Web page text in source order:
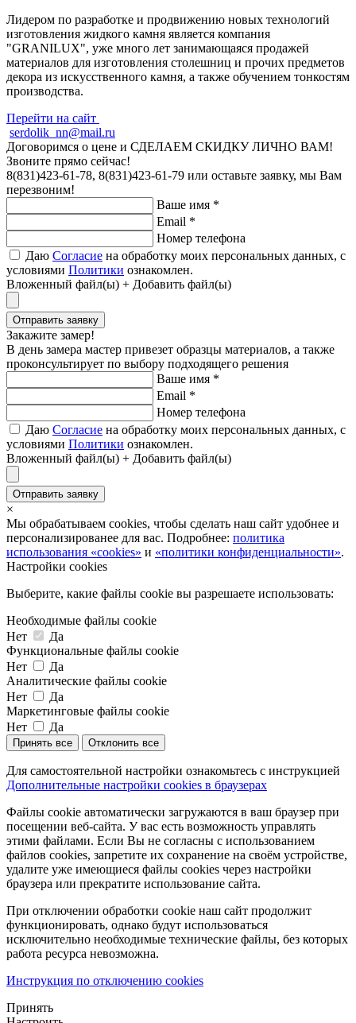
Лидером по разработке и продвижению новых технологий
изготовления жидкого камня является компания
"GRANILUX", уже много лет занимающаяся продажей
материалов для изготовления столешниц и прочих предметов
декора из искусственного камня, а также обучением тонкостям
производства.
Перейти на сайт
serdolik_nn@mail.ru
Договоримся о цене и СДЕЛАЕМ СКИДКУ ЛИЧНО ВАМ!
Звоните прямо сейчас!
8(831)423-61-78, 8(831)423-61-79 или оставьте заявку, мы Вам
перезвоним!
Ваше имя *
Email *
Номер телефона
Даю Согласие на обработку моих персональных данных, с
условиями Политики ознакомлен.
Вложенный файл(ы) + Добавить файл(ы)
Отправить заявку
Закажите замер!
В день замера мастер привезет образцы материалов, а также
проконсультирует по выбору подходящего решения
Ваше имя *
Email *
Номер телефона
Даю Согласие на обработку моих персональных данных, с
условиями Политики ознакомлен.
Вложенный файл(ы) + Добавить файл(ы)
Отправить заявку
×
Мы обрабатываем cookies, чтобы сделать наш сайт удобнее и
персонализированее для вас. Подробнее: политика
использования «cookies» и «политики конфиденциальности».
Настройки cookies
Выберите, какие файлы cookie вы разрешаете использовать:
Необходимые файлы cookie
Нет
Да
Функциональные файлы cookie
Нет
Да
Аналитические файлы cookie
Нет
Да
Маркетинговые файлы cookie
Нет
Да
Принять все Отклонить все
Для самостоятельной настройки ознакомьтесь с инструкцией
Дополнительные настройки cookies в браузерах
Файлы cookie автоматически загружаются в ваш браузер при
посещении веб-сайта. У вас есть возможность управлять
этими файлами. Если Вы не согласны с использованием
файлов cookies, запретите их сохранение на своём устройстве,
удалите уже имеющиеся файлы cookies через настройки
браузера или прекратите использование сайта.
При отключении обработки cookie наш сайт продолжит
функционировать, однако будут использоваться
исключительно необходимые технические файлы, без которых
работа ресурса невозможна.
Инструкция по отключению cookies
Принять